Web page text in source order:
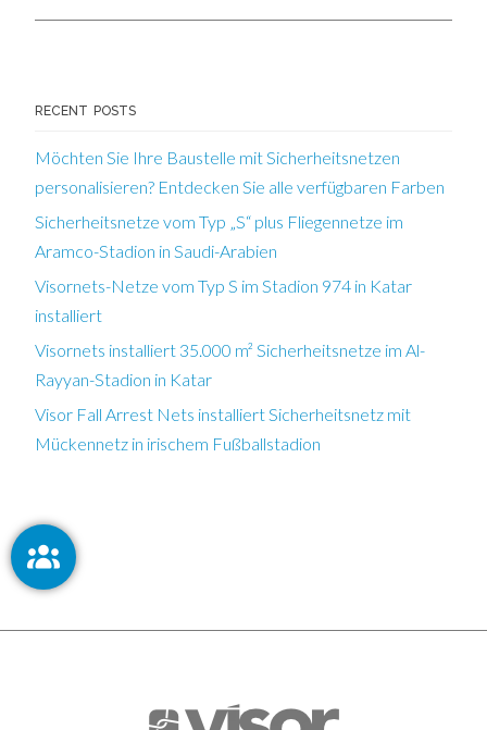
RECENT POSTS
Möchten Sie Ihre Baustelle mit Sicherheitsnetzen
personalisieren? Entdecken Sie alle verfügbaren Farben
Sicherheitsnetze vom Typ „S“ plus Fliegennetze im
Aramco-Stadion in Saudi-Arabien
Visornets-Netze vom Typ S im Stadion 974 in Katar
installiert
Visornets installiert 35.000 m² Sicherheitsnetze im Al-
Rayyan-Stadion in Katar
Visor Fall Arrest Nets installiert Sicherheitsnetz mit
Mückennetz in irischem Fußballstadion